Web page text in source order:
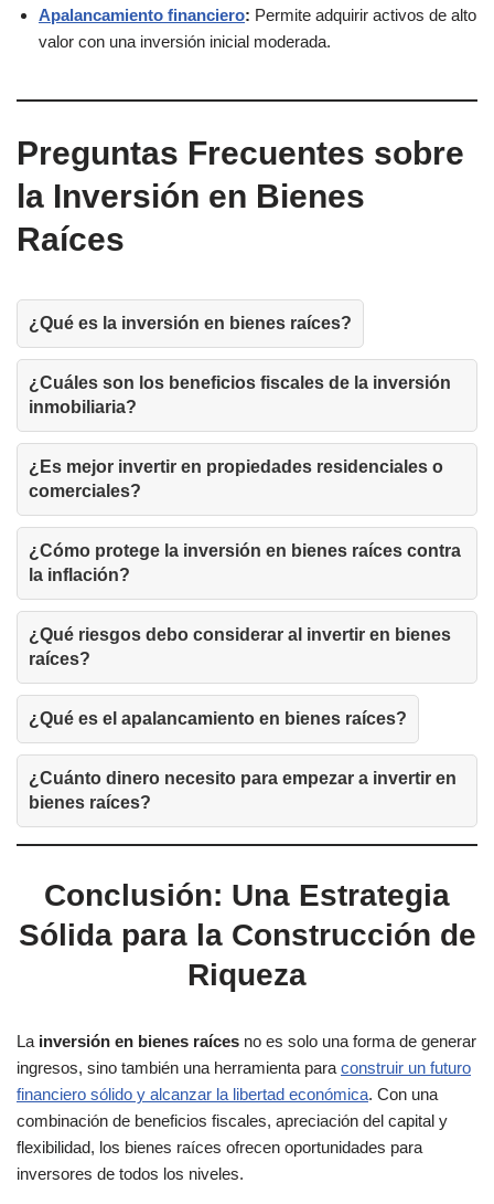
Apalancamiento financiero: Permite adquirir activos de alto
valor con una inversión inicial moderada.
Preguntas Frecuentes sobre
la Inversión en Bienes
Raíces
¿Qué es la inversión en bienes raíces?
¿Cuáles son los beneficios fiscales de la inversión
inmobiliaria?
¿Es mejor invertir en propiedades residenciales o
comerciales?
¿Cómo protege la inversión en bienes raíces contra
la inflación?
¿Qué riesgos debo considerar al invertir en bienes
raíces?
¿Qué es el apalancamiento en bienes raíces?
¿Cuánto dinero necesito para empezar a invertir en
bienes raíces?
Conclusión: Una Estrategia
Sólida para la Construcción de
Riqueza
La inversión en bienes raíces no es solo una forma de generar
ingresos, sino también una herramienta para construir un futuro
financiero sólido y alcanzar la libertad económica. Con una
combinación de beneficios fiscales, apreciación del capital y
flexibilidad, los bienes raíces ofrecen oportunidades para
inversores de todos los niveles.